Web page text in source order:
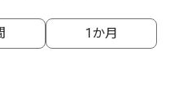
1か月